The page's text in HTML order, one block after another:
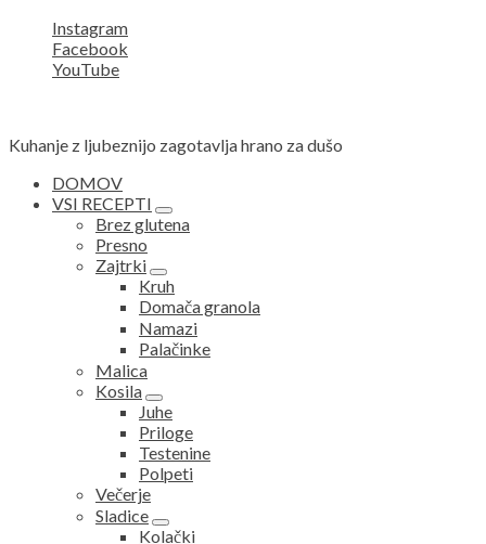
Instagram
Facebook
YouTube
Kuhanje z ljubeznijo zagotavlja hrano za dušo
DOMOV
VSI RECEPTI
expand
child
Brez glutena
Presno
Zajtrki
expand
child
menu
Kruh
Domača granola
Namazi
Palačinke
Malica
Kosila
expand
child
menu
Juhe
Priloge
Testenine
Polpeti
Večerje
Sladice
expand
Kolački